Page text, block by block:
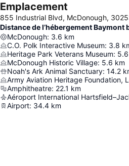
Emplacement
855 Industrial Blvd, McDonough,
Distance de l’hébergement
McDonough: 3.6 km
C.O. Polk Interactive Museum: 3.8
Heritage Park Veterans Museum: 5.6
McDonough Historic Village: 5.6 km
Noah's Ark Animal Sanctuary: 14.2
Army Aviation Heritage Foundation,
Amphitheatre: 22.1 km
Aéroport International
Airport: 34.4 km